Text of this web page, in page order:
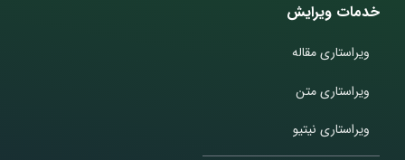
خدمات ویرایش
ویراستاری مقاله
ویراستاری متن
ویراستاری نیتیو